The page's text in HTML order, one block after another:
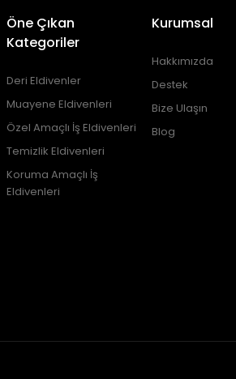
Öne Çıkan
Kategoriler
Deri Eldivenler
Muayene Eldivenleri
Özel Amaçlı İş Eldivenleri
Temizlik Eldivenleri
Koruma Amaçlı İş
Eldivenleri
Kurumsal
Hakkımızda
Destek
Bize Ulaşın
Blog